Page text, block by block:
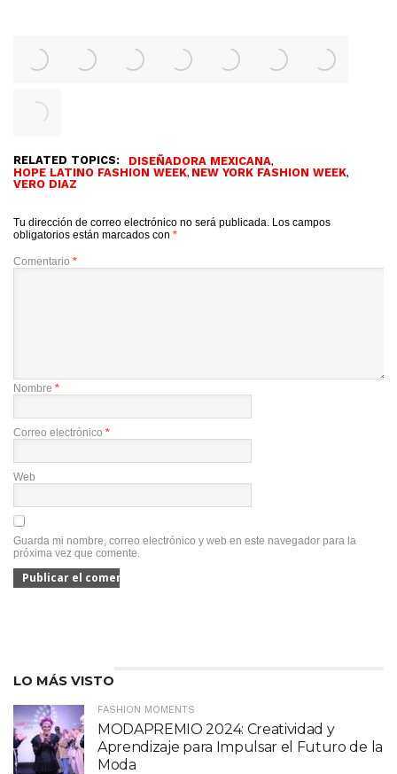
RELATED TOPICS: DISEÑADORA MEXICANA,
HOPE LATINO FASHION WEEK, NEW YORK FASHION WEEK,
VERO DIAZ
Tu dirección de correo electrónico no será publicada. Los campos
obligatorios están marcados con *
Comentario *
Nombre *
Correo electrónico *
Web
Guarda mi nombre, correo electrónico y web en este navegador para la
próxima vez que comente.
LO MÁS VISTO
FASHION MOMENTS
MODAPREMIO 2024: Creatividad y
Aprendizaje para Impulsar el Futuro de la
Moda